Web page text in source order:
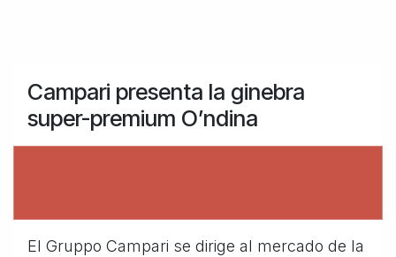
Campari presenta la ginebra
super-premium O’ndina
El Gruppo Campari se dirige al mercado de la